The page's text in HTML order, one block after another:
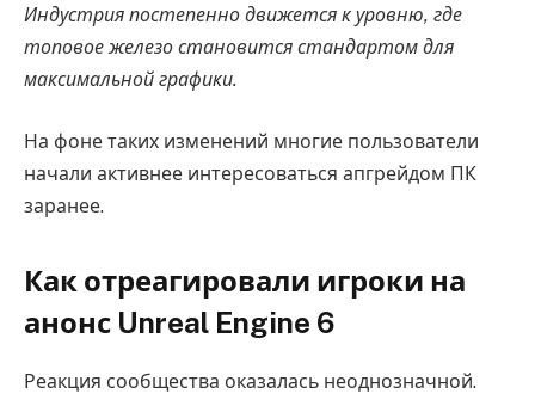
Индустрия постепенно движется к уровню, где
топовое железо становится стандартом для
максимальной графики.
На фоне таких изменений многие пользователи
начали активнее интересоваться апгрейдом ПК
заранее.
Как отреагировали игроки на
анонс Unreal Engine 6
Реакция сообщества оказалась неоднозначной.